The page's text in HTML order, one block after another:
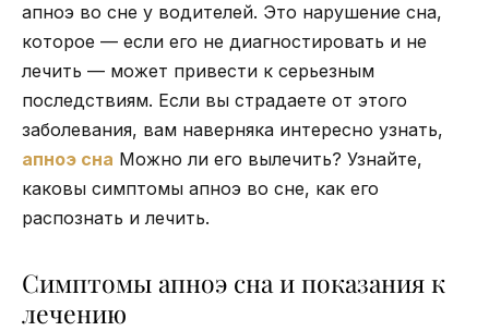
апноэ во сне у водителей. Это нарушение сна,
которое — если его не диагностировать и не
лечить — может привести к серьезным
последствиям. Если вы страдаете от этого
заболевания, вам наверняка интересно узнать,
апноэ сна Можно ли его вылечить? Узнайте,
каковы симптомы апноэ во сне, как его
распознать и лечить.
Симптомы апноэ сна и показания к
лечению